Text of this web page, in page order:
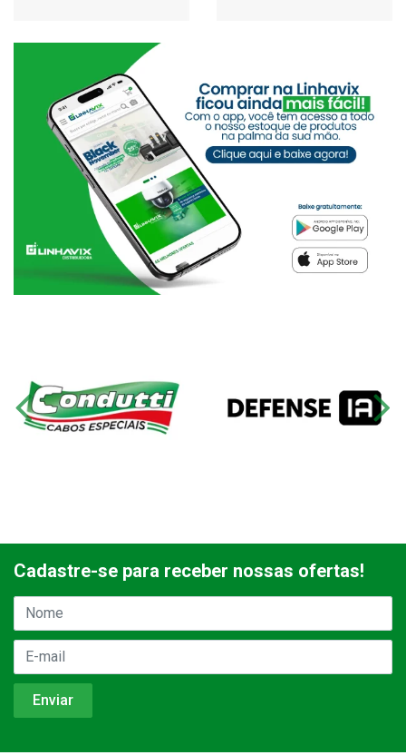
Cadastre-se para receber nossas ofertas!